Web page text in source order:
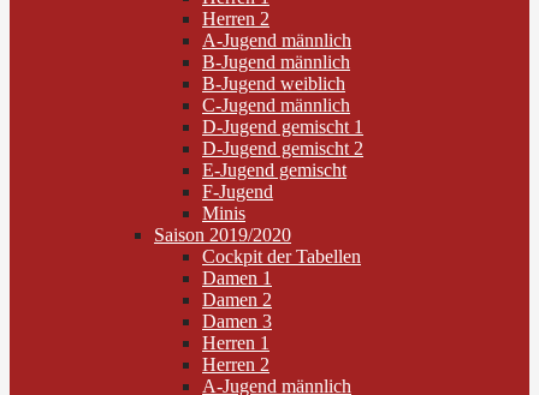
Herren 2
A-Jugend männlich
B-Jugend männlich
B-Jugend weiblich
C-Jugend männlich
D-Jugend gemischt 1
D-Jugend gemischt 2
E-Jugend gemischt
F-Jugend
Minis
Saison 2019/2020
Cockpit der Tabellen
Damen 1
Damen 2
Damen 3
Herren 1
Herren 2
A-Jugend männlich